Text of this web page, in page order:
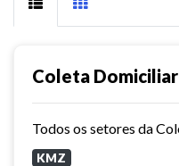
Coleta Domiciliar
KMZ